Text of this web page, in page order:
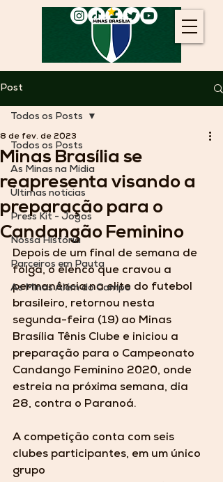
Post
Todos os Posts
As Minas na Mídia
Últimas notícias
Press Kit - Jogos
Nossa História
Parceiros em Pauta
As Minas Além do Campo
Todos os Posts
Minas Brasília se
reapresenta visando a
preparação para o
Candangão Feminino
8 de fev. de 2023
Depois de um final de semana de
folga, o elenco que cravou a
permanência na elite do futebol
brasileiro, retornou nesta
segunda-feira (19) ao Minas
Brasília Tênis Clube e iniciou a
preparação para o Campeonato
Candango Feminino 2020, onde
estreia na próxima semana, dia
28, contra o Paranoá.
A competição conta com seis
clubes participantes, em um único
grupo